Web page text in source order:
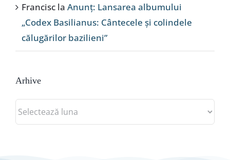
Francisc la Anunț: Lansarea albumului
„Codex Basilianus: Cântecele și colindele
călugărilor bazilieni”
Arhive
Arhive